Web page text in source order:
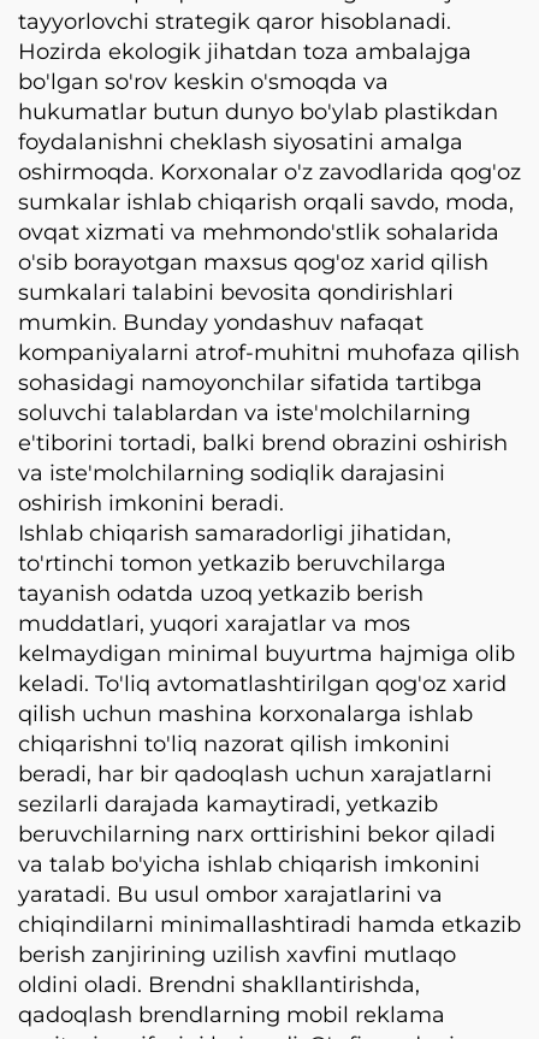
tayyorlovchi strategik qaror hisoblanadi.
Hozirda ekologik jihatdan toza ambalajga
bo'lgan so'rov keskin o'smoqda va
hukumatlar butun dunyo bo'ylab plastikdan
foydalanishni cheklash siyosatini amalga
oshirmoqda. Korxonalar o'z zavodlarida qog'oz
sumkalar ishlab chiqarish orqali savdo, moda,
ovqat xizmati va mehmondo'stlik sohalarida
o'sib borayotgan maxsus qog'oz xarid qilish
sumkalari talabini bevosita qondirishlari
mumkin. Bunday yondashuv nafaqat
kompaniyalarni atrof-muhitni muhofaza qilish
sohasidagi namoyonchilar sifatida tartibga
soluvchi talablardan va iste'molchilarning
e'tiborini tortadi, balki brend obrazini oshirish
va iste'molchilarning sodiqlik darajasini
oshirish imkonini beradi.
Ishlab chiqarish samaradorligi jihatidan,
to'rtinchi tomon yetkazib beruvchilarga
tayanish odatda uzoq yetkazib berish
muddatlari, yuqori xarajatlar va mos
kelmaydigan minimal buyurtma hajmiga olib
keladi. To'liq avtomatlashtirilgan qog'oz xarid
qilish uchun mashina korxonalarga ishlab
chiqarishni to'liq nazorat qilish imkonini
beradi, har bir qadoqlash uchun xarajatlarni
sezilarli darajada kamaytiradi, yetkazib
beruvchilarning narx orttirishini bekor qiladi
va talab bo'yicha ishlab chiqarish imkonini
yaratadi. Bu usul ombor xarajatlarini va
chiqindilarni minimallashtiradi hamda etkazib
berish zanjirining uzilish xavfini mutlaqo
oldini oladi. Brendni shakllantirishda,
qadoqlash brendlarning mobil reklama